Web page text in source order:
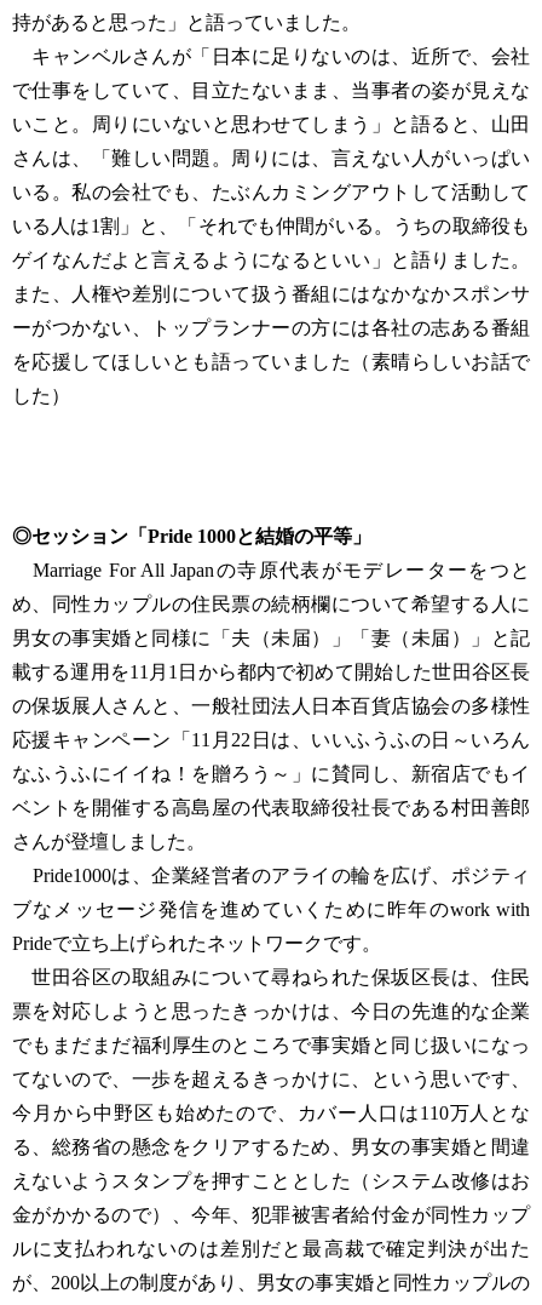
持があると思った」と語っていました。
キャンベルさんが「日本に足りないのは、近所で、会社
で仕事をしていて、目立たないまま、当事者の姿が見えな
いこと。周りにいないと思わせてしまう」と語ると、山田
さんは、「難しい問題。周りには、言えない人がいっぱい
いる。私の会社でも、たぶんカミングアウトして活動して
いる人は1割」と、「それでも仲間がいる。うちの取締役も
ゲイなんだよと言えるようになるといい」と語りました。
また、人権や差別について扱う番組にはなかなかスポンサ
ーがつかない、トップランナーの方には各社の志ある番組
を応援してほしいとも語っていました（素晴らしいお話で
した）
◎セッション「Pride 1000と結婚の平等」
Marriage For All Japanの寺原代表がモデレーターをつと
め、同性カップルの住民票の続柄欄について希望する人に
男女の事実婚と同様に「夫（未届）」「妻（未届）」と記
載する運用を11月1日から都内で初めて開始した世田谷区長
の保坂展人さんと、一般社団法人日本百貨店協会の多様性
応援キャンペーン「11月22日は、いいふうふの日～いろん
なふうふにイイね！を贈ろう～」に賛同し、新宿店でもイ
ベントを開催する高島屋の代表取締役社長である村田善郎
さんが登壇しました。
Pride1000は、企業経営者のアライの輪を広げ、ポジティ
ブなメッセージ発信を進めていくために昨年のwork with
Prideで立ち上げられたネットワークです。
世田谷区の取組みについて尋ねられた保坂区長は、住民
票を対応しようと思ったきっかけは、今日の先進的な企業
でもまだまだ福利厚生のところで事実婚と同じ扱いになっ
てないので、一歩を超えるきっかけに、という思いです、
今月から中野区も始めたので、カバー人口は110万人とな
る、総務省の懸念をクリアするため、男女の事実婚と間違
えないようスタンプを押すこととした（システム改修はお
金がかかるので）、今年、犯罪被害者給付金が同性カップ
ルに支払われないのは差別だと最高裁で確定判決が出た
が、200以上の制度があり、男女の事実婚と同性カップルの